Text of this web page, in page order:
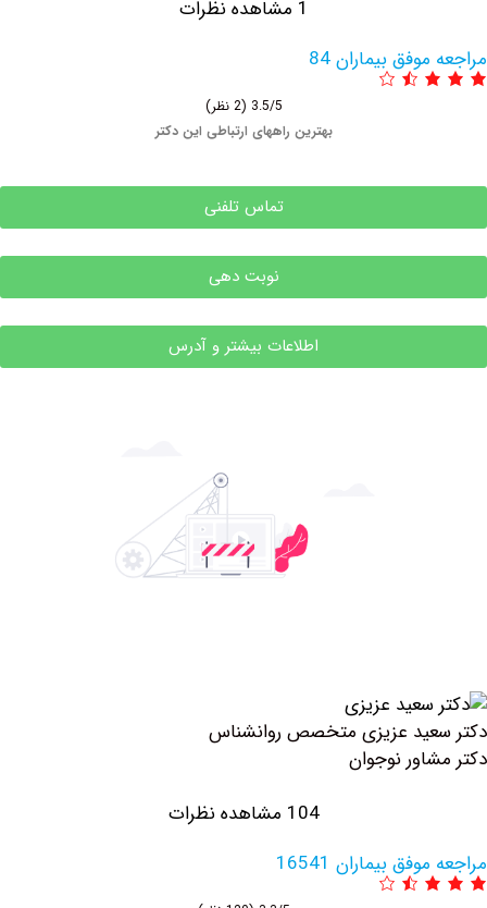
بیماران 84
بهترین راههای ارتباطی این دکتر
تماس تلفنی
نوبت دهی
اطلاعات بیشتر و آدرس
عزیزی متخصص روانشناس
نوجوان
بیماران 16541